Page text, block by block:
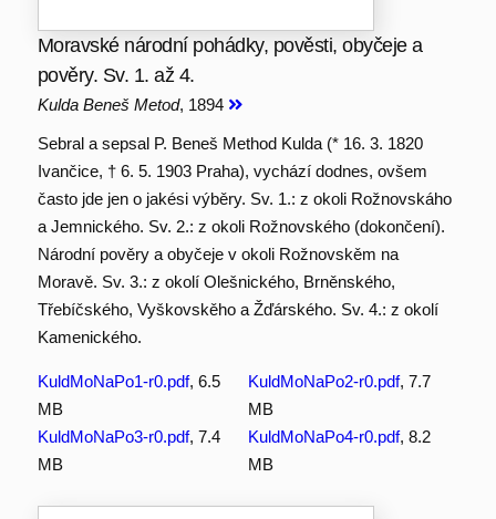
Moravské národní pohádky, pověsti, obyčeje a
pověry. Sv. 1. až 4.
Kulda Beneš Metod, 1894
Sebral a sepsal P. Beneš Method Kulda (* 16. 3. 1820
Ivančice, † 6. 5. 1903 Praha), vychází dodnes, ovšem
často jde jen o jakési výběry. Sv. 1.: z okoli Rožnovskáho
a Jemnického. Sv. 2.: z okoli Rožnovského (dokončení).
Národní pověry a obyčeje v okoli Rožnovskěm na
Moravě. Sv. 3.: z okolí Olešnického, Brněnského,
Třebíčského, Vyškovskěho a Žďárského. Sv. 4.: z okolí
Kamenického.
KuldMoNaPo1-r0.pdf, 6.5
MB
KuldMoNaPo2-r0.pdf, 7.7
MB
KuldMoNaPo3-r0.pdf, 7.4
MB
KuldMoNaPo4-r0.pdf, 8.2
MB